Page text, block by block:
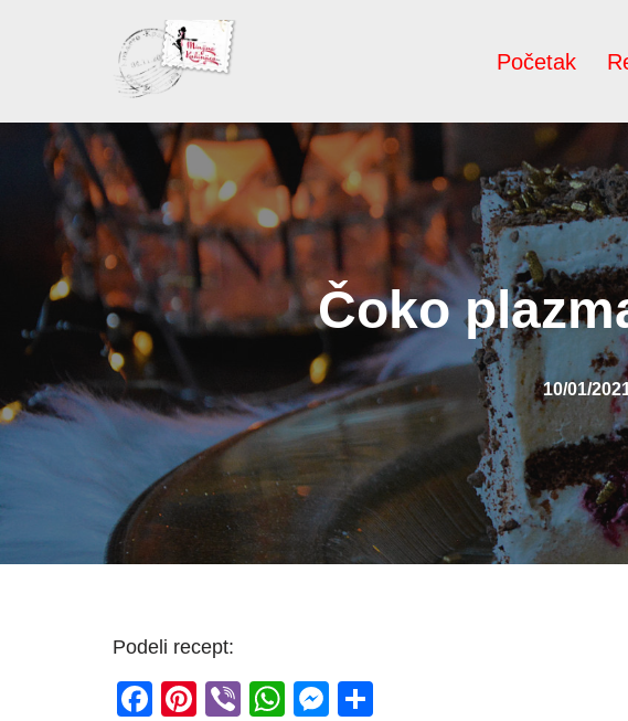
sadržaj
Početak
Čoko
10/01/
Podeli recept:
F
Pi
Vi
W
M